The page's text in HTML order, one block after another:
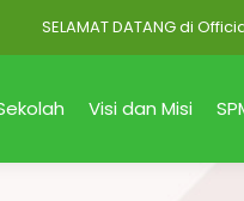
SELAMAT DATANG di Official
Visi dan Misi